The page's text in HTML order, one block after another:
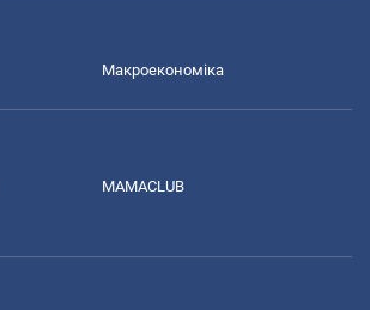
Макроекономіка
MAMACLUB